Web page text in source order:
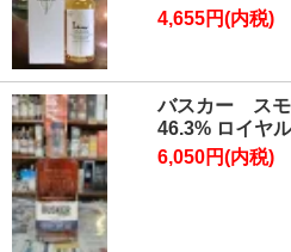
4,655円(内税)
バスカー ス
46.3% ロイヤ
6,050円(内税)